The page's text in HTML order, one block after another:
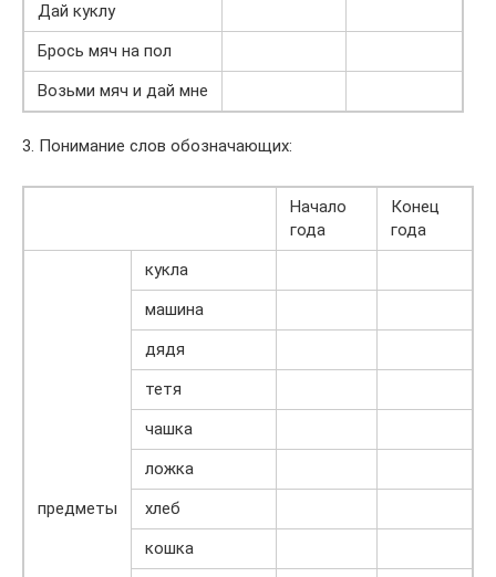
Дай куклу
Брось мяч на пол
Возьми мяч и дай мне
3. Понимание слов обозначающих:
Начало
года
Конец
года
предметы
кукла
машина
дядя
тетя
чашка
ложка
хлеб
кошка